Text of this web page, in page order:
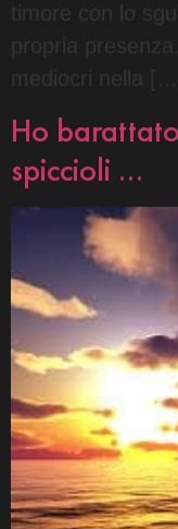
timore con lo
propria
Ho
spiccioli …